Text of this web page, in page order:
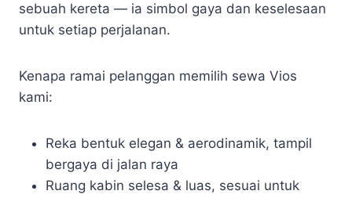
sebuah kereta — ia simbol gaya dan keselesaan
untuk setiap perjalanan.
Kenapa ramai pelanggan memilih sewa Vios
kami:
Reka bentuk elegan & aerodinamik, tampil
bergaya di jalan raya
Ruang kabin selesa & luas, sesuai untuk